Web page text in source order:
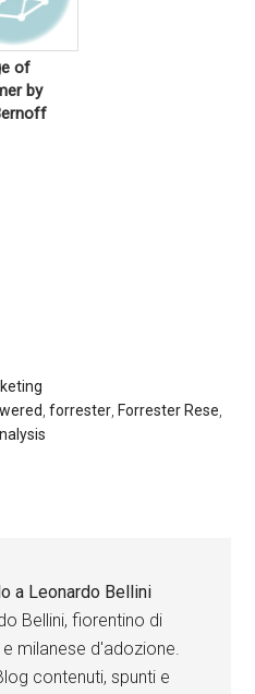
of
by
,forrester, Forrester Rese,
a Leonardo Bellini
Bellini, fiorentino di
milanese d'adozione.
contenuti, spunti e